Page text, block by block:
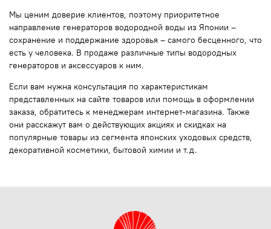
Мы ценим доверие клиентов, поэтому приоритетное
направление генераторов водородной воды из Японии –
сохранение и поддержание здоровья – самого бесценного, что
есть у человека. В продаже различные типы водородных
генераторов и аксессуаров к ним.
Если вам нужна консультация по характеристикам
представленных на сайте товаров или помощь в оформлении
заказа, обратитесь к менеджерам интернет-магазина. Также
они расскажут вам о действующих акциях и скидках на
популярные товары из сегмента японских уходовых средств,
декоративной косметики, бытовой химии и т.д.